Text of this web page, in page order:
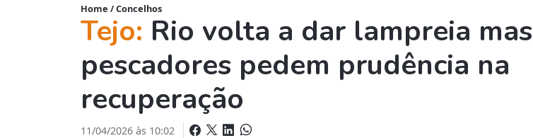
Home /Concelhos
Tejo: Rio volta a dar lampreia mas
pescadores pedem prudência na
recuperação
11/04/2026 às 10:02